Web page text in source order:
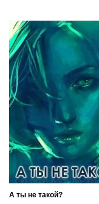
А ты не такой?